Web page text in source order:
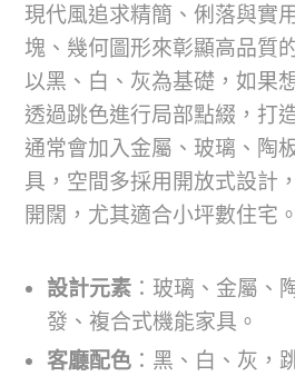
現代風追求精簡、俐落與實
塊、幾何圖形來彰顯高品質
以黑、白、灰為基礎，如果
透過跳色進行局部點綴，打
通常會加入金屬、玻璃、陶
具，空間多採用開放式設計
開闊，尤其適合小坪數住宅。
設計元素 ：玻璃、金屬、
發、複合式機能家具。
客廳配色 ：黑、白、灰，